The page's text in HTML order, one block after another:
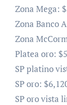
Zona Mega:
Zona Banco
Zona
Platea oro:
SP platino
SP oro:
SP oro vista